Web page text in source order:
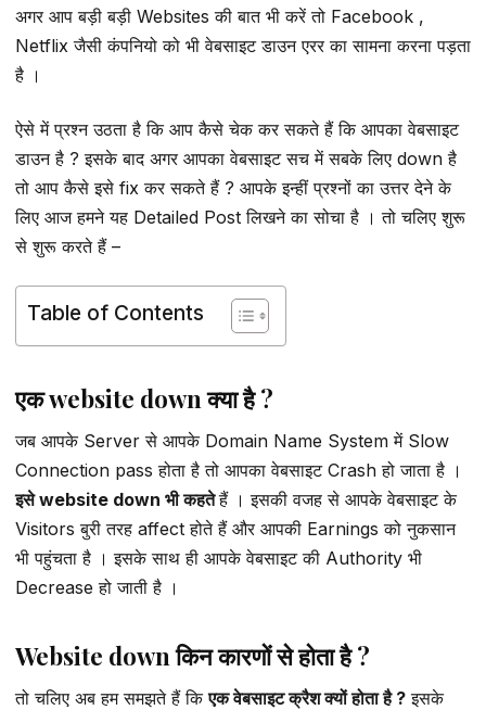
अगर आप बड़ी बड़ी Websites की बात भी करें तो Facebook ,
Netflix जैसी कंपनियो को भी वेबसाइट डाउन एरर का सामना करना पड़ता
है ।
ऐसे में प्रश्न उठता है कि आप कैसे चेक कर सकते हैं कि आपका वेबसाइट
डाउन है ? इसके बाद अगर आपका वेबसाइट सच में सबके लिए down है
तो आप कैसे इसे fix कर सकते हैं ? आपके इन्हीं प्रश्नों का उत्तर देने के
लिए आज हमने यह Detailed Post लिखने का सोचा है । तो चलिए शुरू
से शुरू करते हैं –
Table of Contents
एक website down क्या है ?
जब आपके Server से आपके Domain Name System में Slow
Connection pass होता है तो आपका वेबसाइट Crash हो जाता है ।
इसे website down भी कहतेहैं । इसकी वजह से आपके वेबसाइट के
Visitors बुरी तरह affect होते हैं और आपकी Earnings को नुकसान
भी पहुंचता है । इसके साथ ही आपके वेबसाइट की Authority भी
Decrease हो जाती है ।
Website down किन कारणों से होता है ?
तो चलिए अब हम समझते हैं किएक वेबसाइट क्रैश क्यों होता है ? इसके